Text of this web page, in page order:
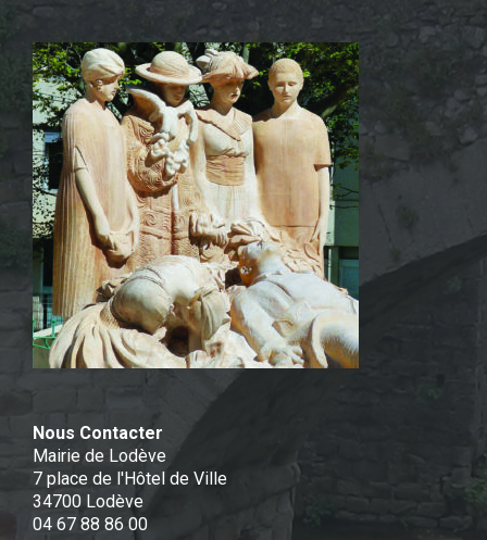
Nous Contacter
Mairie de Lodève
7 place de l'Hôtel de Ville
34700 Lodève
04 67 88 86 00